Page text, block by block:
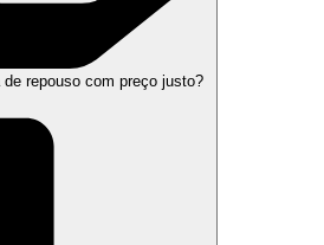
repouso com preço justo?